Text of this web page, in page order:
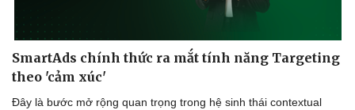
SmartAds chính thức ra mắt tính năng Targeting
theo 'cảm xúc'
Đây là bước mở rộng quan trọng trong hệ sinh thái contextual